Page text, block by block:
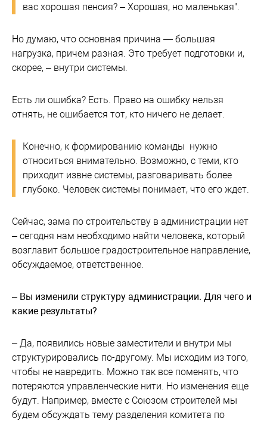
вас хорошая пенсия? – Хорошая, но маленькая".
Но думаю, что основная причина — большая
нагрузка, причем разная. Это требует подготовки и,
скорее, – внутри системы.
Есть ли ошибка? Есть. Право на ошибку нельзя
отнять, не ошибается тот, кто ничего не делает.
Конечно, к формированию команды нужно
относиться внимательно. Возможно, с теми, кто
приходит извне системы, разговаривать более
глубоко. Человек системы понимает, что его ждет.
Сейчас, зама по строительству в администрации нет
– сегодня нам необходимо найти человека, который
возглавит большое градостроительное направление,
обсуждаемое, ответственное.
– Вы изменили структуру администрации. Для чего и
какие результаты?
– Да, появились новые заместители и внутри мы
структурировались по-другому. Мы исходим из того,
чтобы не навредить. Можно так все поменять, что
потеряются управленческие нити. Но изменения еще
будут. Например, вместе с Союзом строителей мы
будем обсуждать тему разделения комитета по